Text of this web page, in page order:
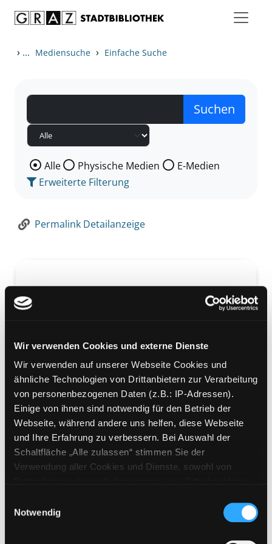
Wir verwenden Cookies und externe Dienste
Wir verwenden auf unserer Webseite Cookies und
ähnliche Technologien von Drittanbietern zur Verarbeitung
von personenbezogenen Daten (z.B.: IP-Adressen).
Einige von ihnen sind notwendig für den Betrieb der
Webseite, während andere uns helfen, diese Webseite
und Ihre Erfahrung zu verbessern. Bei Auswahl der
Schaltfläche „Alle zulassen“ stimmen Sie der
Verwendung aller Cookies und Dienste, sowohl von
Cookies von Drittanbietern, eine Verarbeitung in
unsicheren Drittländern (Länder außerhalb des EWR
ohne adäquates Datenschutzniveau) stattfinden kann. In
Notwendig
› ... Mediensuche › Einfache Suche
Wählen Sie die Medienart nach der Sie suchen wollen.
Alle Physische Medien
E-Medien
Erweiterte Filterung
Permalink Detailanzeige
Mediengruppe:Jugendbuch
Verfasser:Stewart, Paul
Übergeordnetes Werk:Klassensatz Englisch: An
Elephant Never Forgets / Stewart, Paul
Beschreibung ein-/ausblenden
Mehr Informationen ein-/ausblenden